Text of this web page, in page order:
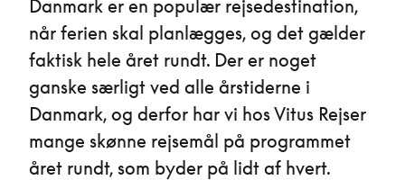
Danmark er en populær rejsedestination,
når ferien skal planlægges, og det gælder
faktisk hele året rundt. Der er noget
ganske særligt ved alle årstiderne i
Danmark, og derfor har vi hos Vitus Rejser
mange skønne rejsemål på programmet
året rundt, som byder på lidt af hvert.